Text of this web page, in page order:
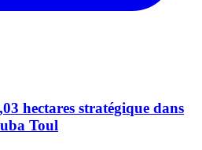
hectares stratégique dans
Toul